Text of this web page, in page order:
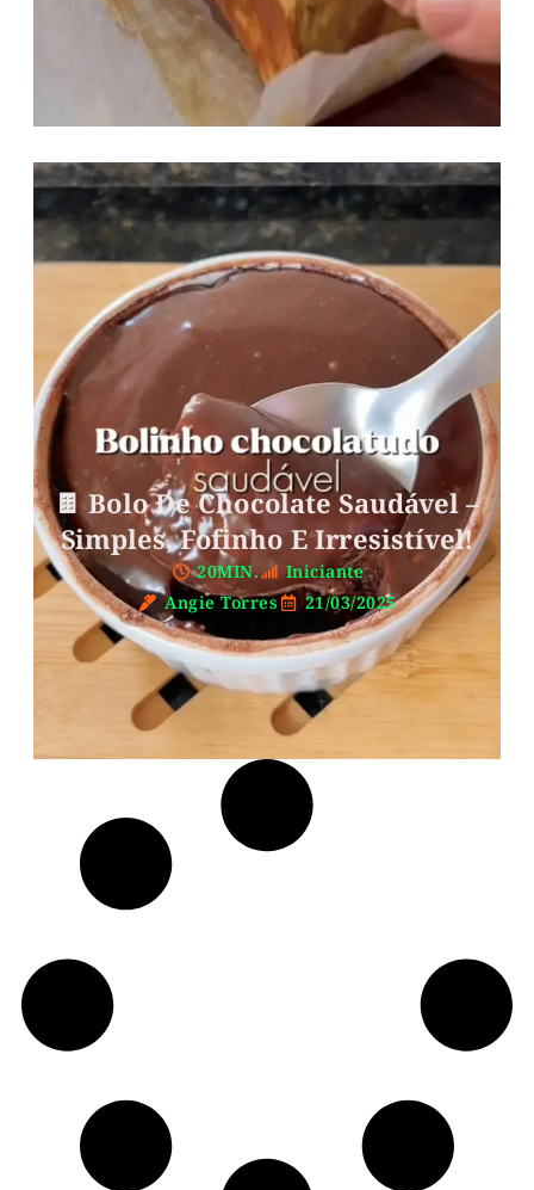
🍫 Bolo De Chocolate Saudável –
Simples, Fofinho E Irresistível!
20MIN.
Iniciante
Angie Torres
21/03/2025